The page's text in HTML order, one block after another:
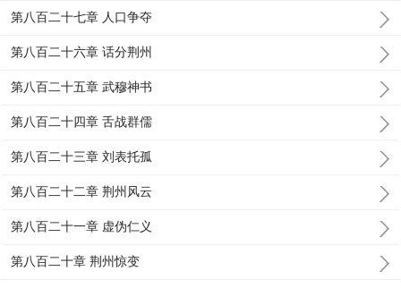
第八百二十七章 人口争夺
第八百二十六章 话分荆州
第八百二十五章 武穆神书
第八百二十四章 舌战群儒
第八百二十三章 刘表托孤
第八百二十二章 荆州风云
第八百二十一章 虚伪仁义
第八百二十章 荆州惊变